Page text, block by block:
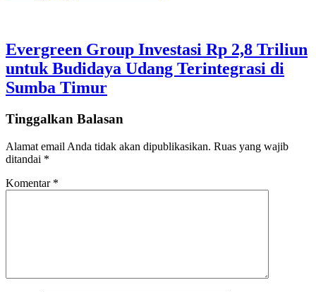
Evergreen Group Investasi Rp 2,8 Triliun
untuk Budidaya Udang Terintegrasi di
Sumba Timur
Tinggalkan Balasan
Alamat email Anda tidak akan dipublikasikan. Ruas yang wajib
ditandai *
Komentar *